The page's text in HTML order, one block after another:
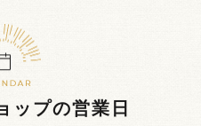
ップの営業日